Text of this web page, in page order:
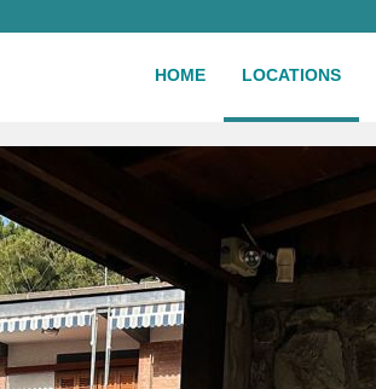
HOME LOCATIONS